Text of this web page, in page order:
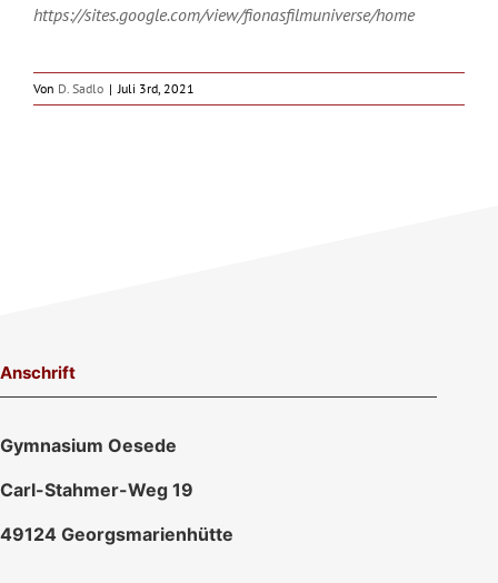
https://sites.google.com/view/fionasfilmuniverse/home
Von D. Sadlo | Juli 3rd, 2021
Anschrift
Gymnasium Oesede
Carl-Stahmer-Weg 19
49124 Georgsmarienhütte